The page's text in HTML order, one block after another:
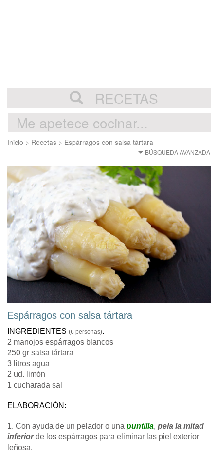
RECETAS
Inicio > Recetas > Espárragos con salsa tártara
BÚSQUEDA AVANZADA
Espárragos con salsa tártara
INGREDIENTES (6 personas):
2 manojos espárragos blancos
250 gr salsa tártara
3 litros agua
2 ud. limón
1 cucharada sal
ELABORACIÓN:
1. Con ayuda de un pelador o una puntilla, pela la mitad
inferiorde los espárragos para eliminar las piel exterior
leñosa.